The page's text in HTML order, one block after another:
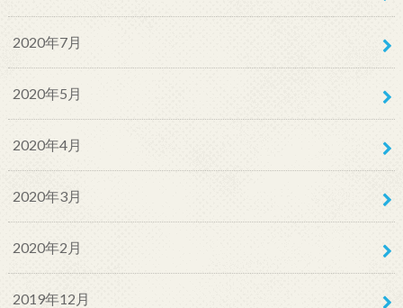
2020年7月
2020年5月
2020年4月
2020年3月
2020年2月
2019年12月